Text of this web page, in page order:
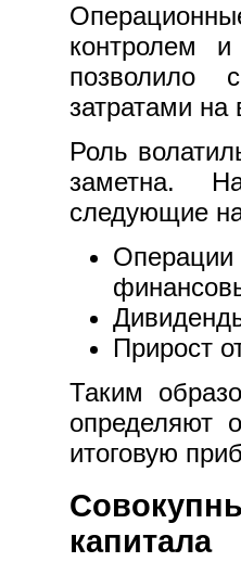
контролем
позволило
затратами
Роль
заметна.
следующие
Операции
Прирост
Таким
определяют
итоговую
капитала